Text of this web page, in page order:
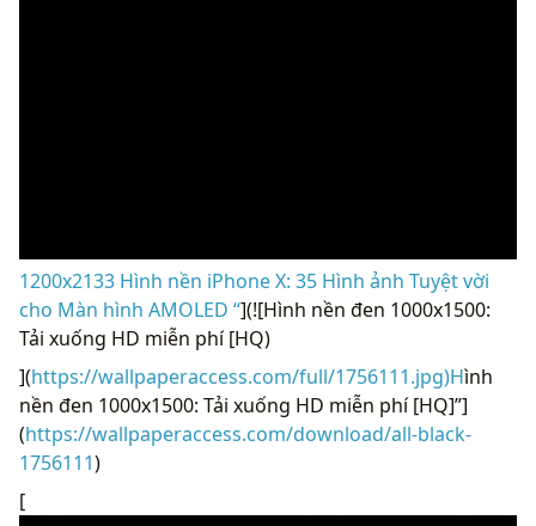
1200x2133 Hình nền iPhone X: 35 Hình ảnh Tuyệt vời
cho Màn hình AMOLED “](![Hình nền đen 1000x1500:
Tải xuống HD miễn phí [HQ)
](https://wallpaperaccess.com/full/1756111.jpg)Hình
nền đen 1000x1500: Tải xuống HD miễn phí [HQ]”]
(https://wallpaperaccess.com/download/all-black-
1756111)
[